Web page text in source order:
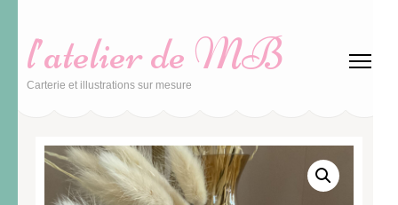
contenu
(Pressez
l’atelier de MB
Carterie et illustrations sur mesure